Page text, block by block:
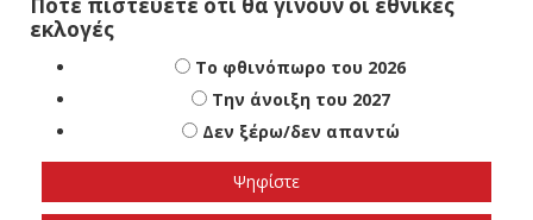
Πότε πιστεύετε ότι θα γίνουν οι εθνικές
εκλογές
Το φθινόπωρο του 2026
Την άνοιξη του 2027